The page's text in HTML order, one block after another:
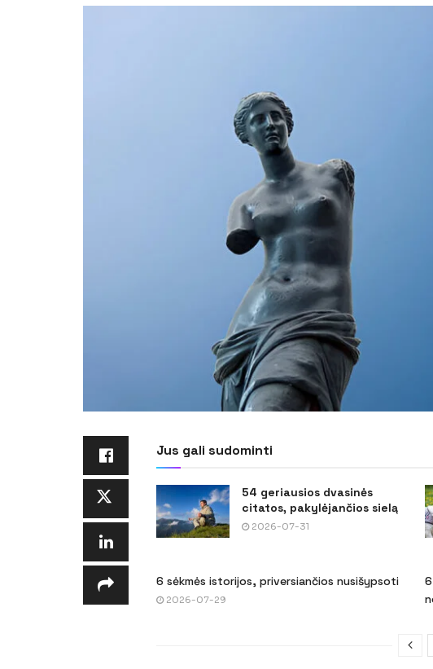
Jus gali sudominti
54 geriausios dvasinės
citatos, pakylėjančios sielą
2026-07-31
6 sėkmės istorijos, priversiančios nusišypsoti
2026-07-29